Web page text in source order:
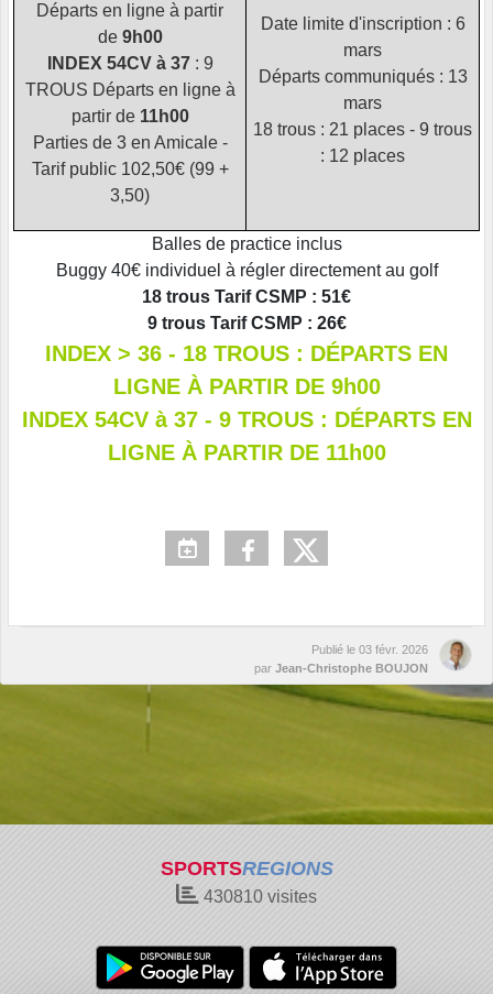
Départs en ligne à partir
de 9h00
INDEX 54CV à 37: 9
TROUS Départs en ligne à
partir de 11h00
Parties de 3 en Amicale -
Tarif public 102,50€ (99 +
3,50)
Date limite d'inscription : 6
mars
Départs communiqués : 13
mars
18 trous : 21 places - 9 trous
: 12 places
Balles de practice inclus
Buggy 40€ individuel à régler directement au golf
18 trous Tarif CSMP : 51€
9 trous Tarif CSMP : 26€
INDEX > 36 - 18 TROUS : DÉPARTS EN
LIGNE À PARTIR DE 9h00
INDEX 54CV à 37 - 9 TROUS : DÉPARTS EN
LIGNE À PARTIR DE 11h00
Publié le 03 févr. 2026
par Jean-Christophe BOUJON
SPORTSREGIONS
430810 visites